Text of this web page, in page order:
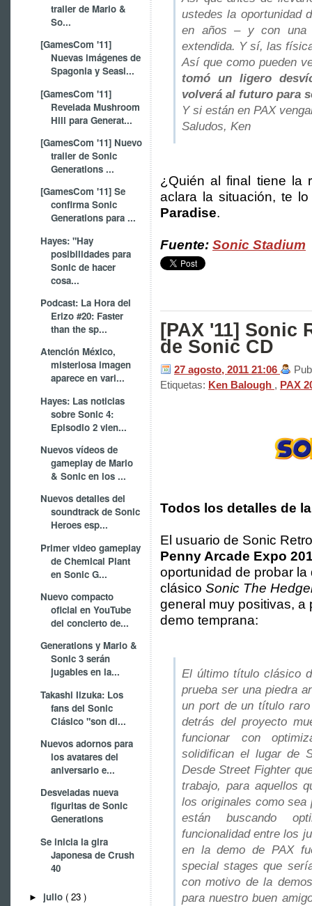
trailer de Mario &
So...
[GamesCom '11]
Nuevas imágenes de
Spagonia y Seasi...
[GamesCom '11]
Revelada Mushroom
Hill para Generat...
[GamesCom '11] Nuevo
trailer de Sonic
Generations ...
[GamesCom '11] Se
confirma Sonic
Generations para ...
Hayes: "Hay
posibilidades para
Sonic de hacer
cosa...
Podcast: La Hora del
Erizo #20: Faster
than the sp...
Atención México,
misteriosa imagen
aparece en vari...
Hayes: Las noticias
sobre Sonic 4:
Episodio 2 vien...
Nuevos vídeos de
gameplay de Mario
& Sonic en los ...
Nuevos detalles del
soundtrack de Sonic
Heroes esp...
Primer video gameplay
de Chemical Plant
en Sonic G...
Nuevo compacto
oficial en YouTube
del concierto de...
Generations y Mario &
Sonic 3 serán
jugables en la...
Takashi Iizuka: Los
fans del Sonic
Clásico "son di...
Nuevos adornos para
los avatares del
aniversario e...
Desveladas nueva
figuritas de Sonic
Generations
Se inicia la gira
Japonesa de Crush
40
► julio ( 23 )
ustedes la oportunidad
en años – y con una
extendida. Y sí, las
Así que como pueden
tomó un ligero
volverá al futuro para
Y si están en PAX
Saludos, Ken
¿Quién al final tiene la
aclara la situación, te
Paradise.
Fuente: Sonic Stadium
[PAX '11] Sonic
de Sonic CD
27 agosto, 2011 21:06
Etiquetas: Ken Balough , PAX
Todos los detalles de
El usuario de Sonic
Penny Arcade Expo
oportunidad de probar
clásico Sonic The
general muy positivas, a
demo temprana:
El último título clásico
prueba ser una piedra
un port de un título
detrás del proyecto
funcionar con
solidifican el lugar de
Desde Street Fighter
trabajo, para aquellos
los originales como sea
están buscando
funcionalidad entre los
en la demo de PAX
special stages que
con motivo de la
para nuestro buen